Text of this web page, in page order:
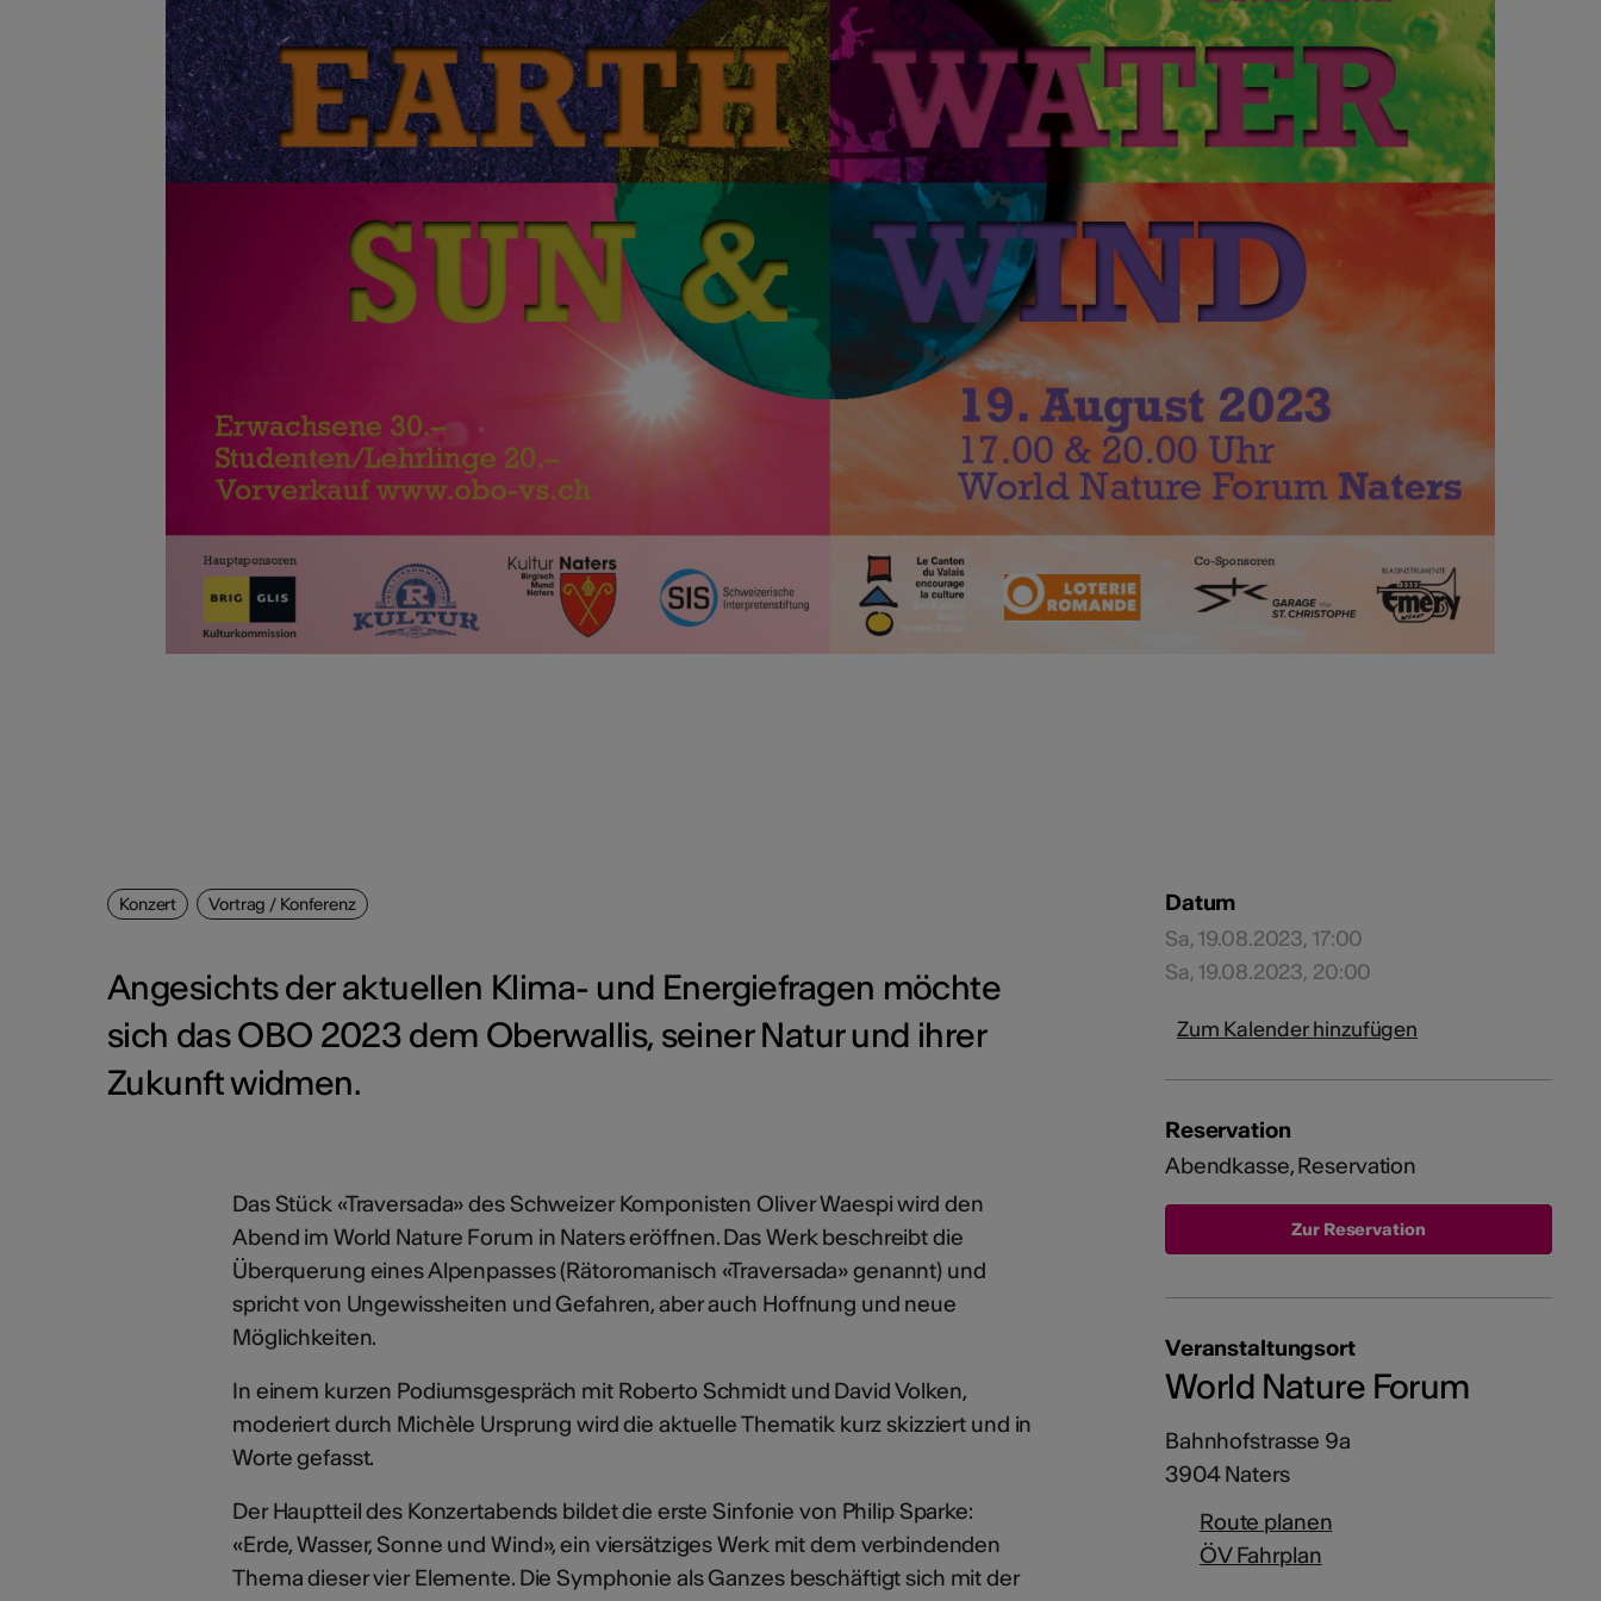
Konzert Vortrag / Konferenz
Angesichts der aktuellen Klima- und Energiefragen möchte
sich das OBO 2023 dem Oberwallis, seiner Natur und ihrer
Zukunft widmen.
Das Stück «Traversada» des Schweizer Komponisten Oliver Waespi wird den
Abend im World Nature Forum in Naters eröffnen. Das Werk beschreibt die
Überquerung eines Alpenpasses (Rätoromanisch «Traversada» genannt) und
spricht von Ungewissheiten und Gefahren, aber auch Hoffnung und neue
Möglichkeiten.
In einem kurzen Podiumsgespräch mit Roberto Schmidt und David Volken,
moderiert durch Michèle Ursprung wird die aktuelle Thematik kurz skizziert und in
Worte gefasst.
Der Hauptteil des Konzertabends bildet die erste Sinfonie von Philip Sparke:
«Erde, Wasser, Sonne und Wind», ein viersätziges Werk mit dem verbindenden
Thema dieser vier Elemente. Die Symphonie als Ganzes beschäftigt sich mit der
Datum
Sa, 19.08.2023, 17:00
Sa, 19.08.2023, 20:00
Zum Kalender hinzufügen
Reservation
Abendkasse, Reservation
Veranstaltungsort
World Nature Forum
Bahnhofstrasse 9a
3904 Naters
Route planen
ÖV Fahrplan